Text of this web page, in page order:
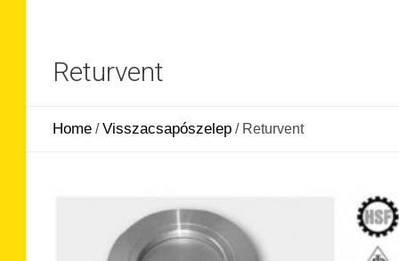
Returvent
Home /Visszacsapószelep / Returvent